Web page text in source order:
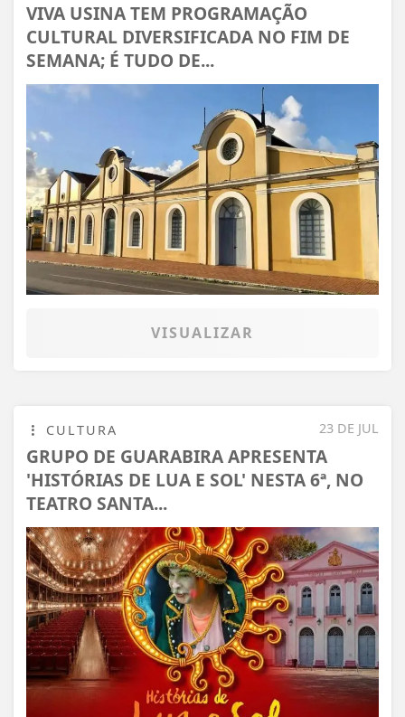
VIVA USINA TEM PROGRAMAÇÃO
CULTURAL DIVERSIFICADA NO FIM DE
SEMANA; É TUDO DE...
VISUALIZAR
23 DE JUL
CULTURA
GRUPO DE GUARABIRA APRESENTA
'HISTÓRIAS DE LUA E SOL' NESTA 6ª, NO
TEATRO SANTA...